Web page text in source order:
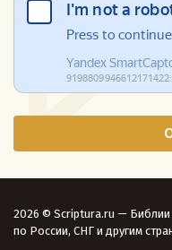
2026 © Scriptura.ru — Библии
по России, СНГ и другим